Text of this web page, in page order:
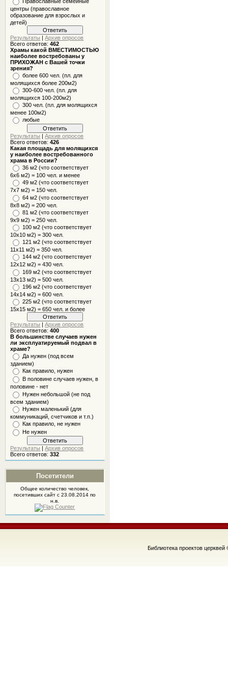
центры (православное
образование для взрослых и
детей)
Результаты |Архив опросов
Всего ответов:462
Храмы какой ВМЕСТИМОСТЬЮ
наиболее востребованы у
ПРИХОЖАН с Вашей точки
зрения?
более 600 чел. (пл. для
молящихся более 200м2)
300-600 чел. (пл. для
молящихся 100-200м2)
300 чел. (пл. для молящихся
менее 100м2)
любые
Результаты |Архив опросов
Всего ответов:426
Какая площадь для молящихся
у наиболее востребованного
храма в России?
36 м2 (что соответствует
6x6 м2) = 100 чел. и менее
49 м2 (что соответствует
7x7 м2) = 150 чел.
64 м2 (что соответствует
8x8 м2) = 200 чел.
81 м2 (что соответствует
9х9 м2) = 250 чел.
100 м2 (что соответствует
10x10 м2) = 300 чел.
121 м2 (что соответствует
11х11 м2) = 350 чел.
144 м2 (что соответствует
12х12 м2) = 430 чел.
169 м2 (что соответствует
13х13 м2) = 500 чел.
196 м2 (что соответствует
14х14 м2) = 600 чел.
225 м2 (что соответствует
15х15 м2) = 650 чел. и более
Результаты |Архив опросов
Всего ответов:400
В большинстве случаев нужен
ли эксплуатируемый подвал в
храме?
Да нужен (под всем
зданием)
Как правило, нужен
В половине случаев нужен, в
половине - нет
Нужен небольшой (не под
всем зданием)
Нужен маленький (для
коммуникаций, счетчиков и т.п.)
Как правило, не нужен
Не нужен
Результаты |Архив опросов
Всего ответов:332
Посетители
Общее количество человек,
посетившихсайтс 23.08.2014 по
н.в.
Библиотека проектов церквей